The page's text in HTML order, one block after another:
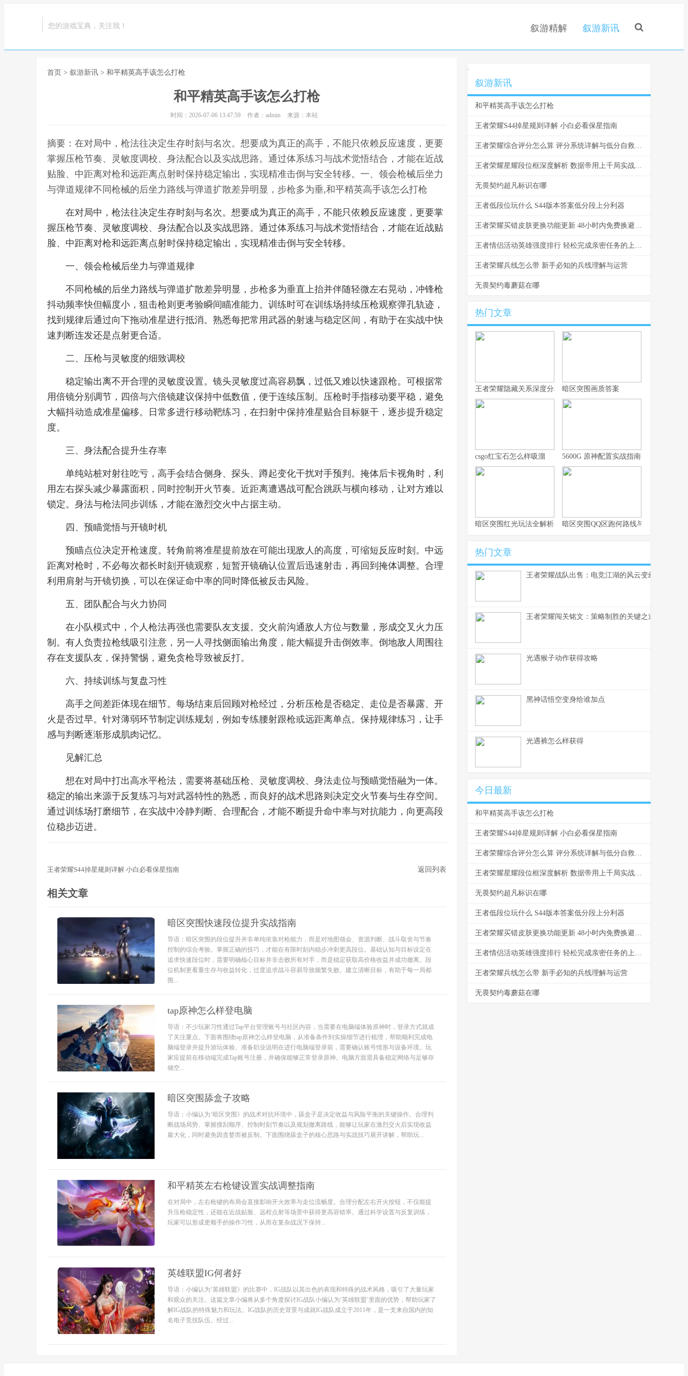
您的游戏宝典，关注我！ 叙游精解 叙游新讯
首页 > 叙游新讯 > 和平精英高手该怎么打枪
和平精英高手该怎么打枪
时间：2026-07-06 13:47:59 作者：admin 来源：本站
摘要：在对局中，枪法往决定生存时刻与名次。想要成为真正的高手，不能只依赖反应速度，更要
掌握压枪节奏、灵敏度调校、身法配合以及实战思路。通过体系练习与战术觉悟结合，才能在近战
贴脸、中距离对枪和远距离点射时保持稳定输出，实现精准击倒与安全转移。一、领会枪械后坐力
与弹道规律不同枪械的后坐力路线与弹道扩散差异明显，步枪多为垂,和平精英高手该怎么打枪
在对局中，枪法往决定生存时刻与名次。想要成为真正的高手，不能只依赖反应速度，更要掌
握压枪节奏、灵敏度调校、身法配合以及实战思路。通过体系练习与战术觉悟结合，才能在近战贴
脸、中距离对枪和远距离点射时保持稳定输出，实现精准击倒与安全转移。
一、领会枪械后坐力与弹道规律
不同枪械的后坐力路线与弹道扩散差异明显，步枪多为垂直上抬并伴随轻微左右晃动，冲锋枪
抖动频率快但幅度小，狙击枪则更考验瞬间瞄准能力。训练时可在训练场持续压枪观察弹孔轨迹，
找到规律后通过向下拖动准星进行抵消。熟悉每把常用武器的射速与稳定区间，有助于在实战中快
速判断连发还是点射更合适。
二、压枪与灵敏度的细致调校
稳定输出离不开合理的灵敏度设置。镜头灵敏度过高容易飘，过低又难以快速跟枪。可根据常
用倍镜分别调节，四倍与六倍镜建议保持中低数值，便于连续压制。压枪时手指移动要平稳，避免
大幅抖动造成准星偏移。日常多进行移动靶练习，在扫射中保持准星贴合目标躯干，逐步提升稳定
度。
三、身法配合提升生存率
单纯站桩对射往吃亏，高手会结合侧身、探头、蹲起变化干扰对手预判。掩体后卡视角时，利
用左右探头减少暴露面积，同时控制开火节奏。近距离遭遇战可配合跳跃与横向移动，让对方难以
锁定。身法与枪法同步训练，才能在激烈交火中占据主动。
四、预瞄觉悟与开镜时机
预瞄点位决定开枪速度。转角前将准星提前放在可能出现敌人的高度，可缩短反应时刻。中远
距离对枪时，不必每次都长时刻开镜观察，短暂开镜确认位置后迅速射击，再回到掩体调整。合理
利用肩射与开镜切换，可以在保证命中率的同时降低被反击风险。
五、团队配合与火力协同
在小队模式中，个人枪法再强也需要队友支援。交火前沟通敌人方位与数量，形成交叉火力压
制。有人负责拉枪线吸引注意，另一人寻找侧面输出角度，能大幅提升击倒效率。倒地敌人周围往
存在支援队友，保持警惕，避免贪枪导致被反打。
六、持续训练与复盘习性
高手之间差距体现在细节。每场结束后回顾对枪经过，分析压枪是否稳定、走位是否暴露、开
火是否过早。针对薄弱环节制定训练规划，例如专练腰射跟枪或远距离单点。保持规律练习，让手
感与判断逐渐形成肌肉记忆。
见解汇总
想在对局中打出高水平枪法，需要将基础压枪、灵敏度调校、身法走位与预瞄觉悟融为一体。
稳定的输出来源于反复练习与对武器特性的熟悉，而良好的战术思路则决定交火节奏与生存空间。
通过训练场打磨细节，在实战中冷静判断、合理配合，才能不断提升命中率与对抗能力，向更高段
位稳步迈进。
王者荣耀S44掉星规则详解 小白必看保星指南 返回列表
相关文章
暗区突围快速段位提升实战指南
导语：暗区突围的段位提升并非单纯依靠对枪能力，而是对地图领会、资源判断、战斗取舍与节奏
控制的综合考验。掌握正确的技巧，才能在有限时刻内稳步冲刺更高段位。基础认知与目标设定在
追求快速段位时，需要明确核心目标并非击败所有对手，而是稳定获取高价格收益并成功撤离。段
位机制更看重生存与收益转化，过度追求战斗容易导致频繁失败。建立清晰目标，有助于每一局都
围...
tap原神怎么样登电脑
导语：不少玩家习性通过Tap平台管理账号与社区内容，当需要在电脑端体验原神时，登录方式就成
了关注重点。下面将围绕tap原神怎么样登电脑，从准备条件到实操细节进行梳理，帮助顺利完成电
脑端登录并提升游玩体验。准备职业说明在进行电脑端登录前，需要确认账号情形与设备环境。玩
家应提前在移动端完成Tap账号注册，并确保能够正常登录原神。电脑方面需具备稳定网络与足够存
储空...
暗区突围舔盒子攻略
导语：小编认为‘暗区突围》的战术对抗环境中，舔盒子是决定收益与风险平衡的关键操作。合理判
断战场局势、掌握搜刮顺序、控制时刻节奏以及规划撤离路线，能够让玩家在激烈交火后实现收益
最大化，同时避免因贪婪而被反制。下面围绕舔盒子的核心思路与实战技巧展开讲解，帮助玩...
和平精英左右枪键设置实战调整指南
在对局中，左右枪键的布局会直接影响开火效率与走位流畅度。合理分配左右开火按钮，不仅能提
升压枪稳定性，还能在近战贴脸、远程点射等场景中获得更高容错率。通过科学设置与反复训练，
玩家可以形成更顺手的操作习性，从而在复杂战况下保持...
英雄联盟IG何者好
导语：小编认为‘英雄联盟》的比赛中，IG战队以其出色的表现和特殊的战术风格，吸引了大量玩家
和观众的关注。这篇文章小编将从多个角度探讨IG战队小编认为‘英雄联盟’里面的优势，帮助玩家了
解IG战队的特殊魅力和玩法。IG战队的历史背景与成就IG战队成立于2011年，是一支来自国内的知
名电子竞技队伍。经过...
.
叙游新讯
和平精英高手该怎么打枪
王者荣耀S44掉星规则详解 小白必看保星指南
王者荣耀综合评分怎么算 评分系统详解与低分自救指南
王者荣耀星耀段位框深度解析 数据帝用上千局实战告诉你哪些坑必须避开
无畏契约超凡标识在哪
王者低段位玩什么 S44版本答案低分段上分利器
王者荣耀买错皮肤更换功能更新 48小时内免费换避免冲动消费
王者情侣活动英雄强度排行 轻松完成亲密任务的上分组合
王者荣耀兵线怎么带 新手必知的兵线理解与运营
无畏契约毒蘑菇在哪
热门文章
王者荣耀隐藏关系深度分析，你的游戏人生不愿被谁知晓
暗区突围画质答案
csgo红宝石怎么样吸溜 5600G 原神配置实战指南
暗区突围红光玩法全解析与实战思路暗区突围QQ区跑何路线与思路解析
热门文章
王者荣耀战队出售：电竞江湖的风云变幻，一个资
王者荣耀闯关铭文：策略制胜的关键之道
光遇猴子动作获得攻略
黑神话悟空变身给谁加点
光遇裤怎么样获得
今日最新
和平精英高手该怎么打枪
王者荣耀S44掉星规则详解 小白必看保星指南
王者荣耀综合评分怎么算 评分系统详解与低分自救指南
王者荣耀星耀段位框深度解析 数据帝用上千局实战告诉你哪些坑必须避开
无畏契约超凡标识在哪
王者低段位玩什么 S44版本答案低分段上分利器
王者荣耀买错皮肤更换功能更新 48小时内免费换避免冲动消费
王者情侣活动英雄强度排行 轻松完成亲密任务的上分组合
王者荣耀兵线怎么带 新手必知的兵线理解与运营
无畏契约毒蘑菇在哪